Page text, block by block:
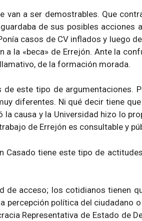
van a ser demostrables. Que
de sus posibles acciones
casos de CV inflados y luego
la «beca» de Errejón. Ante la
de la formación morada.
este tipo de argumentaciones.
diferentes. Ni qué decir tiene
causa y la Universidad hizo lo
de Errejón es consultable y
Casado tiene este tipo de
de acceso; los cotidianos tienen
percepción política del ciudadano
Representativa de Estado de